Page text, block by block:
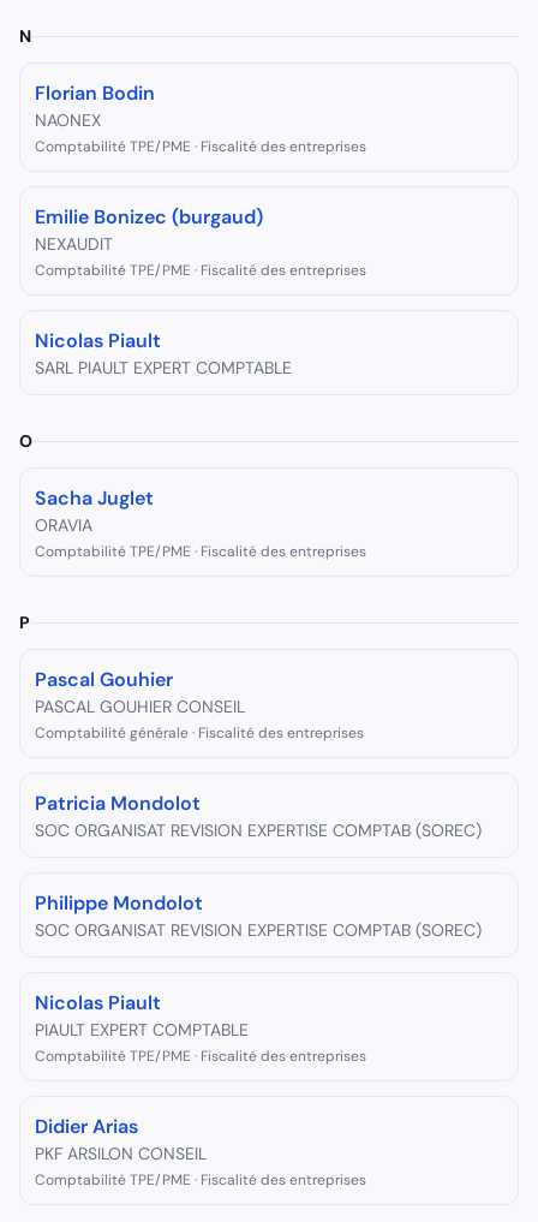
N
Florian Bodin
NAONEX
Comptabilité TPE/PME · Fiscalité des entreprises
Emilie Bonizec (burgaud)
NEXAUDIT
Comptabilité TPE/PME · Fiscalité des entreprises
Nicolas Piault
SARL PIAULT EXPERT COMPTABLE
O
Sacha Juglet
ORAVIA
Comptabilité TPE/PME · Fiscalité des entreprises
P
Pascal Gouhier
PASCAL GOUHIER CONSEIL
Comptabilité générale · Fiscalité des entreprises
Patricia Mondolot
SOC ORGANISAT REVISION EXPERTISE COMPTAB (SOREC)
Philippe Mondolot
SOC ORGANISAT REVISION EXPERTISE COMPTAB (SOREC)
Nicolas Piault
PIAULT EXPERT COMPTABLE
Comptabilité TPE/PME · Fiscalité des entreprises
Didier Arias
PKF ARSILON CONSEIL
Comptabilité TPE/PME · Fiscalité des entreprises